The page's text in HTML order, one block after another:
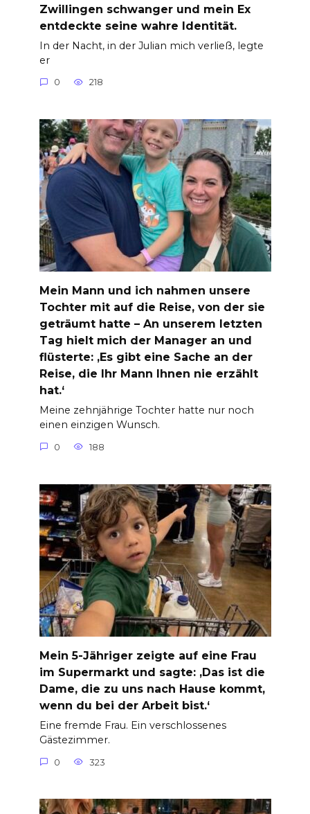
Zwillingen schwanger und mein Ex
entdeckte seine wahre Identität.
In der Nacht, in der Julian mich verließ, legte
er
0 218
Mein Mann und ich nahmen unsere
Tochter mit auf die Reise, von der sie
geträumt hatte – An unserem letzten
Tag hielt mich der Manager an und
flüsterte: ‚Es gibt eine Sache an der
Reise, die Ihr Mann Ihnen nie erzählt
hat.‘
Meine zehnjährige Tochter hatte nur noch
einen einzigen Wunsch.
0 188
Mein 5-Jähriger zeigte auf eine Frau
im Supermarkt und sagte: ‚Das ist die
Dame, die zu uns nach Hause kommt,
wenn du bei der Arbeit bist.‘
Eine fremde Frau. Ein verschlossenes
Gästezimmer.
0 323